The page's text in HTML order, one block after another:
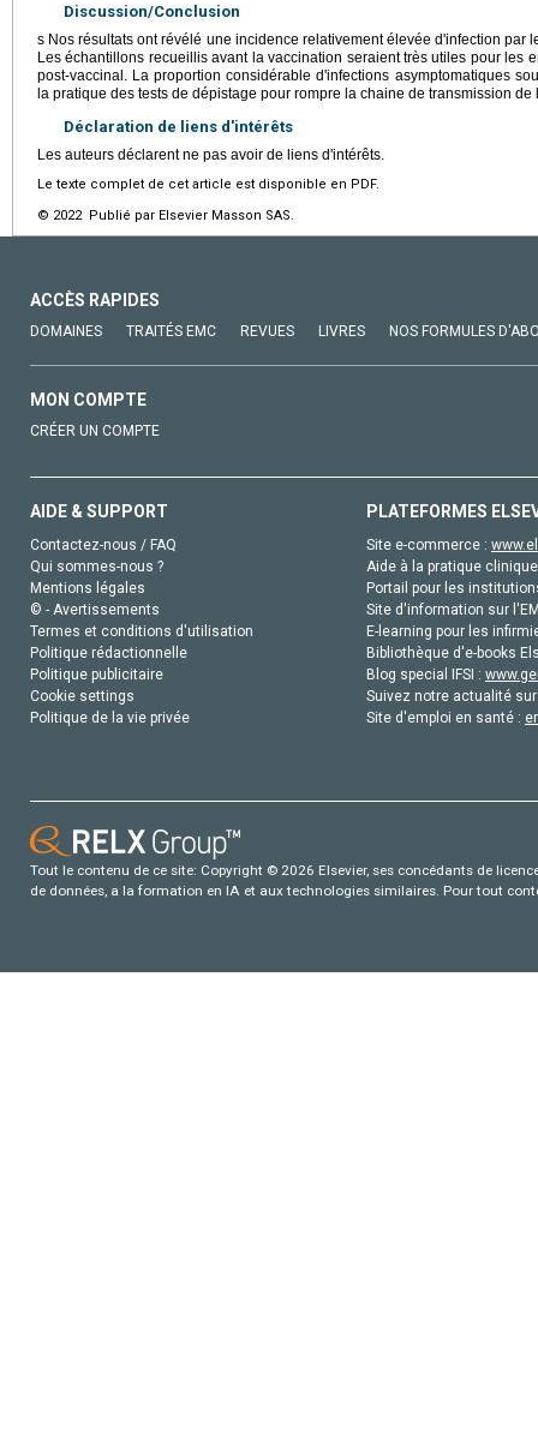
Discussion/Conclusion
s Nos résultats ont révélé une incidence relativement élevée d'infection par
Les échantillons recueillis avant la vaccination seraient très utiles pour les
post-vaccinal. La proportion considérable d'infections asymptomatiques
la pratique des tests de dépistage pour rompre la chaine de transmission de
Déclaration de liens d'intérêts
Les auteurs déclarent ne pas avoir de liens d'intérêts.
Le texte complet de cet article est disponible en PDF.
© 2022 Publié par Elsevier Masson SAS.
ACCÈS RAPIDES
DOMAINES TRAITÉS EMC REVUES LIVRES NOS FORMULES
MON COMPTE
CRÉER UN COMPTE
AIDE & SUPPORT
Contactez-nous / FAQ
Qui sommes-nous ?
Mentions légales
© - Avertissements
Termes et conditions d'utilisation
Politique rédactionnelle
Politique publicitaire
Cookie settings
Politique de la vie privée
PLATEFORMES
Site e-commerce :
Aide à la pratique
Portail pour les
Site d'information sur
E-learning pour les
Bibliothèque d'e-books
Blog special IFSI :
Suivez notre actualité
Site d'emploi en santé :
Tout le contenu de ce site: Copyright © 2026 Elsevier, ses concédants de
de données, a la formation en IA et aux technologies similaires. Pour tout